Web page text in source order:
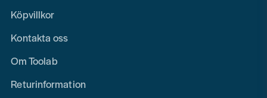
Köpvillkor
Kontakta oss
Om Toolab
Returinformation